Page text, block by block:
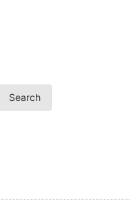
Search